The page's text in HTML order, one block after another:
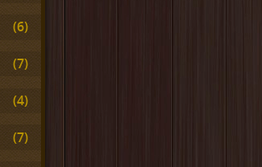
(6)
(7)
(4)
(7)